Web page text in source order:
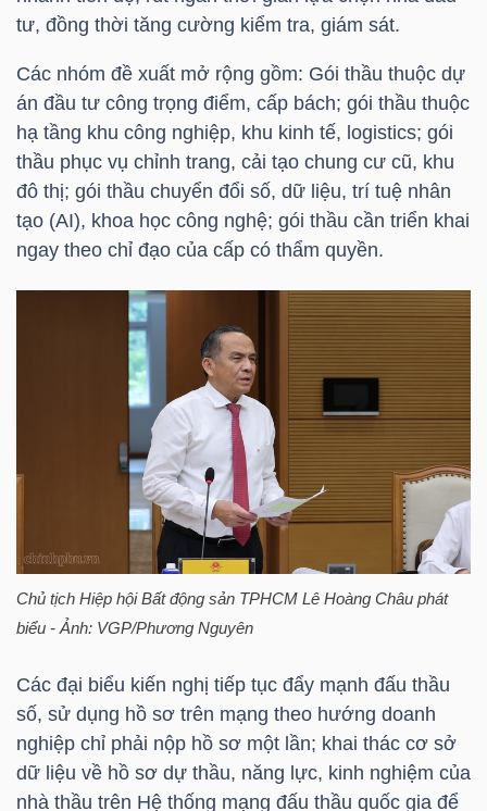
tư, đồng thời tăng cường kiểm tra, giám sát.
Các nhóm đề xuất mở rộng gồm: Gói thầu thuộc dự
án đầu tư công trọng điểm, cấp bách; gói thầu thuộc
hạ tầng khu công nghiệp, khu kinh tế, logistics; gói
thầu phục vụ chỉnh trang, cải tạo chung cư cũ, khu
đô thị; gói thầu chuyển đổi số, dữ liệu, trí tuệ nhân
tạo (AI), khoa học công nghệ; gói thầu cần triển khai
ngay theo chỉ đạo của cấp có thẩm quyền.
Chủ tịch Hiệp hội Bất động sản TPHCM Lê Hoàng Châu phát
biểu - Ảnh: VGP/Phương Nguyên
Các đại biểu kiến nghị tiếp tục đẩy mạnh đấu thầu
số, sử dụng hồ sơ trên mạng theo hướng doanh
nghiệp chỉ phải nộp hồ sơ một lần; khai thác cơ sở
dữ liệu về hồ sơ dự thầu, năng lực, kinh nghiệm của
nhà thầu trên Hệ thống mạng đấu thầu quốc gia để
TIÊU
DÙNG
THIẾT
YẾU
TÀI
CHÍNH
CÔNG
NGHỆ